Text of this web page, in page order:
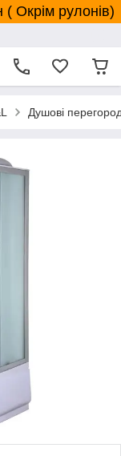
( Окрім рулонів)
Душові